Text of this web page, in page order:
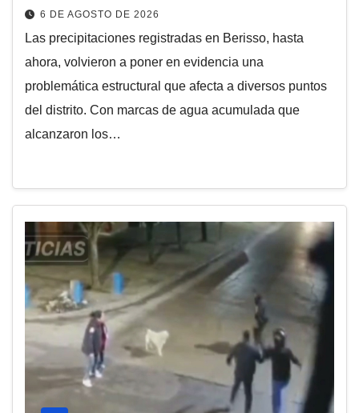
6 DE AGOSTO DE 2026
​Las precipitaciones registradas en Berisso, hasta
ahora, volvieron a poner en evidencia una
problemática estructural que afecta a diversos puntos
del distrito. Con marcas de agua acumulada que
alcanzaron los…